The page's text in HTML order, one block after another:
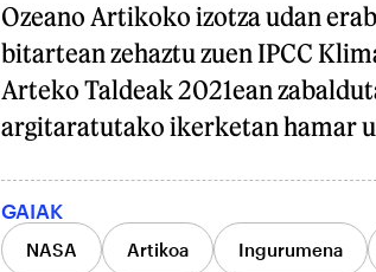
Ozeano Artikoko izotza udan
bitartean zehaztu zuen IPCC
Arteko Taldeak 2021ean
argitaratutako ikerketan hamar
GAIAK
NASA Artikoa Ingurumena